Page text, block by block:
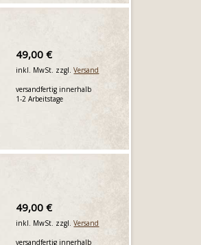
49,00 €
inkl. MwSt. zzgl.Versand
versandfertig innerhalb
1-2 Arbeitstage
49,00 €
inkl. MwSt. zzgl.Versand
versandfertig innerhalb